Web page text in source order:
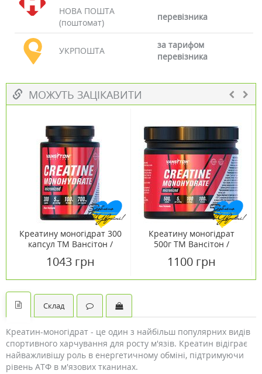
НОВА ПОШТА
(поштомат)
перевізника
УКРПОШТА
за тарифом
перевізника
МОЖУТЬ ЗАЦІКАВИТИ
Креатину моногідрат 300
капсул ТМ Вансітон /
1043 грн
Креатину моногідрат
500г ТМ Вансітон /
1100 грн
Склад
Креатин-моногідрат - це один з найбільш популярних видів
спортивного харчування для росту м'язів. Креатин відіграє
найважливішу роль в енергетичному обміні, підтримуючи
рівень АТФ в м'язових тканинах.